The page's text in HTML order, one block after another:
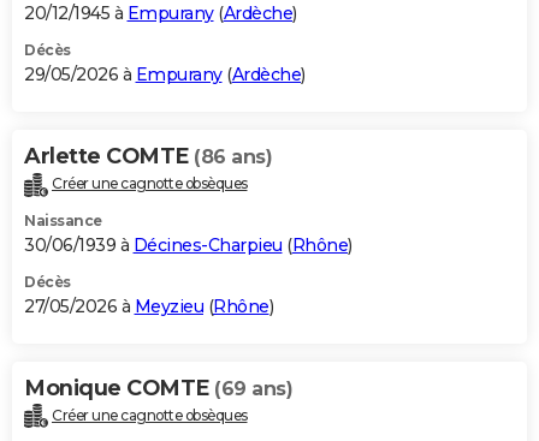
20/12/1945 à Empurany(Ardèche)
Décès
29/05/2026 à Empurany(Ardèche)
Arlette COMTE (86 ans)
Créer une cagnotte obsèques
Naissance
30/06/1939 à Décines-Charpieu (Rhône)
Décès
27/05/2026 à Meyzieu (Rhône)
Monique COMTE (69 ans)
Créer une cagnotte obsèques